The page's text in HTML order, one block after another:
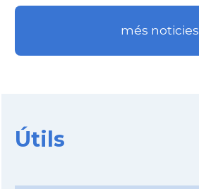
més noticies
Útils